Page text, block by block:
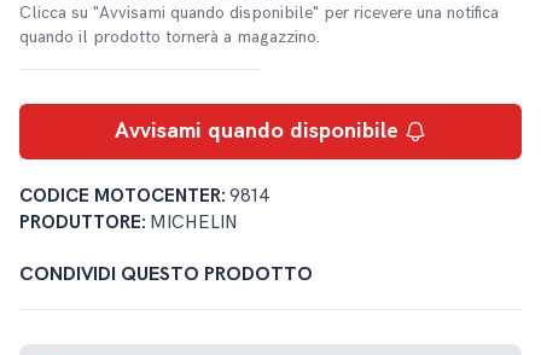
Clicca su "Avvisami quando disponibile" per ricevere una notifica
quando il prodotto tornerà a magazzino.
Avvisami quando disponibile
CODICE MOTOCENTER: 9814
PRODUTTORE: MICHELIN
CONDIVIDI QUESTO PRODOTTO